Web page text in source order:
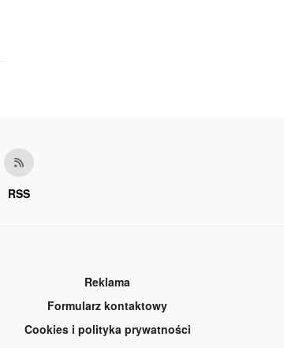
RSS
Reklama
Formularz kontaktowy
Cookies i polityka prywatności